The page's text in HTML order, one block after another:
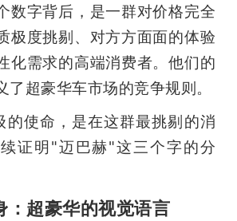
数字背后，是一群对价格完全
极度挑剔、对方方面面的体验
化需求的高端消费者。他们的
了超豪华车市场的竞争规则。
的使命，是在这群最挑剔的消
证明"迈巴赫"这三个字的分
：超豪华的视觉语言